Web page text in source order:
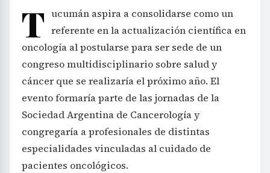
T ucumán aspira a consolidarse como un
referente en la actualización científica en
oncología al postularse para ser sede de un
congreso multidisciplinario sobre salud y
cáncer que se realizaría el próximo año. El
evento formaría parte de las jornadas de la
Sociedad Argentina de Cancerología y
congregaría a profesionales de distintas
especialidades vinculadas al cuidado de
pacientes oncológicos.